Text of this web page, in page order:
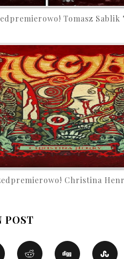
Tomasz Sablik
Christina
POST